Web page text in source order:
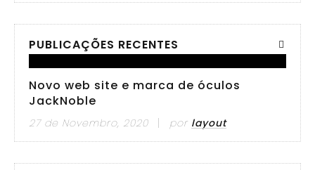
PUBLICAÇÕES RECENTES
Novo web site e marca de óculos
JackNoble
27 de Novembro, 2020 por layout